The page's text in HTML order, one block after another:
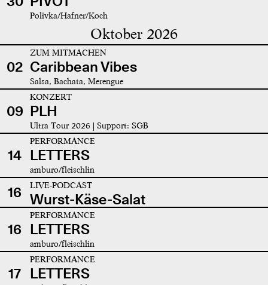
Polivka/Hafner/Koch
Oktober 2026
02
ZUM MITMACHEN
Caribbean Vibes
Salsa, Bachata, Merengue
09
KONZERT
PLH
Ultra Tour 2026 | Support: SGB
14
PERFORMANCE
LETTERS
amburo/fleischlin
16 LIVE-PODCAST
Wurst-Käse-Salat
16
PERFORMANCE
LETTERS
amburo/fleischlin
17
PERFORMANCE
LETTERS